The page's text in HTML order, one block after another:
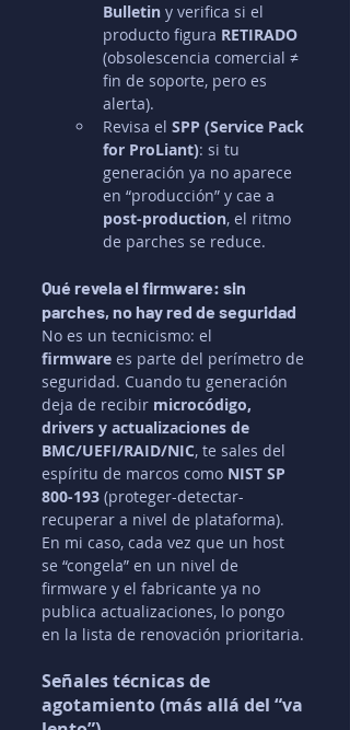
Bulletin y verifica si el
producto figura RETIRADO
(obsolescencia comercial ≠
fin de soporte, pero es
alerta).
Revisa el SPP (Service Pack
for ProLiant): si tu
generación ya no aparece
en “producción” y cae a
post-production, el ritmo
de parches se reduce.
Qué revela el firmware: sin
parches, no hay red de seguridad
No es un tecnicismo: el
firmware es parte del perímetro de
seguridad. Cuando tu generación
deja de recibir microcódigo,
drivers y actualizaciones de
BMC/UEFI/RAID/NIC, te sales del
espíritu de marcos como NIST SP
800-193 (proteger-detectar-
recuperar a nivel de plataforma).
En mi caso, cada vez que un host
se “congela” en un nivel de
firmware y el fabricante ya no
publica actualizaciones, lo pongo
en la lista de renovación prioritaria.
Señales técnicas de
agotamiento (más allá del “va